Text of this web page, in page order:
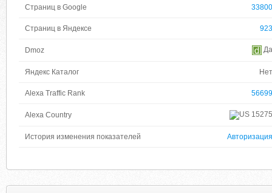
Страниц в Google 33800
Страниц в Яндексе 923
Dmoz Да
Яндекс Каталог Нет
Alexa Traffic Rank 56699
Alexa Country 15275
История изменения показателей Авторизация